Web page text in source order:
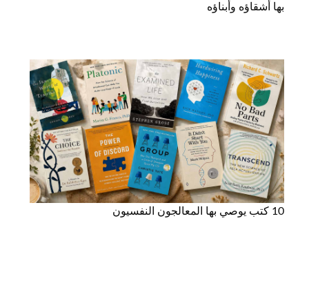
بها أشقاؤه وأبناؤه
10 كتب يوصي بها المعالجون النفسيون